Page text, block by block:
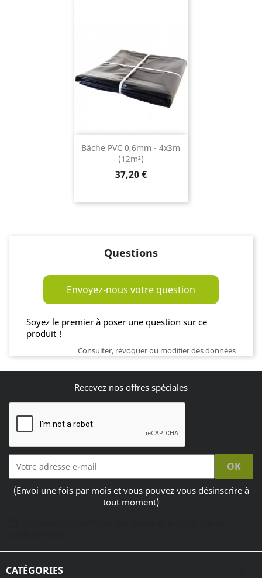
Bâche PVC 0,6mm - 4x3m
(12m²)
Prix
37,20 €
Questions
Envoyez-nous votre question
Soyez le premier à poser une question sur ce
produit !
Consulter, révoquer ou modifier des données
Recevez nos offres spéciales
(Envoi une fois par mois et vous pouvez vous désinscrire à
tout moment)
CATÉGORIES